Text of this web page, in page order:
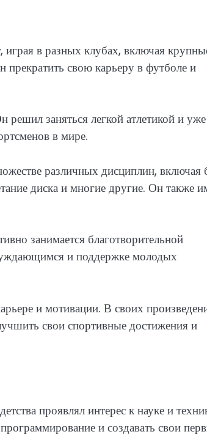
в разных клубах, включая
свою карьеру в футболе и
решил заняться легкой атлетикой и уже
в мире.
различных дисциплин, включая
диска и многие другие. Он также
занимается благотворительной
и поддержке молодых
и мотивации. В своих
свои спортивные достижения и
проявлял интерес к науке и
и создавать свои